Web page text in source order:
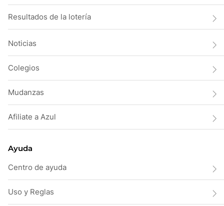
Resultados de la lotería
Noticias
Colegios
Mudanzas
Afiliate a Azul
Ayuda
Centro de ayuda
Uso y Reglas